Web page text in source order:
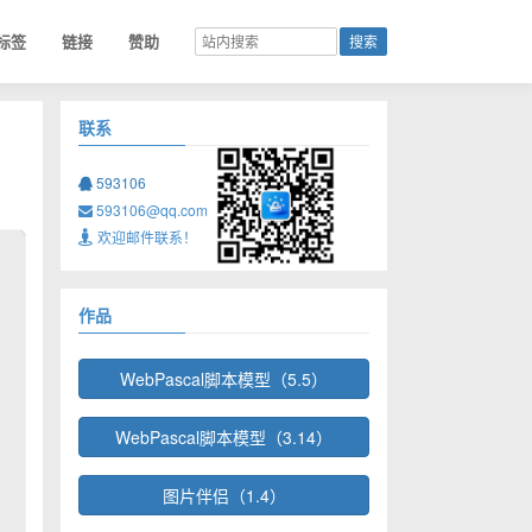
签 链接 赞助
联系
593106
593106@qq.com
欢迎邮件联系！
作品
WebPascal脚本模型（5.5）
WebPascal脚本模型（3.14）
图片伴侣（1.4）